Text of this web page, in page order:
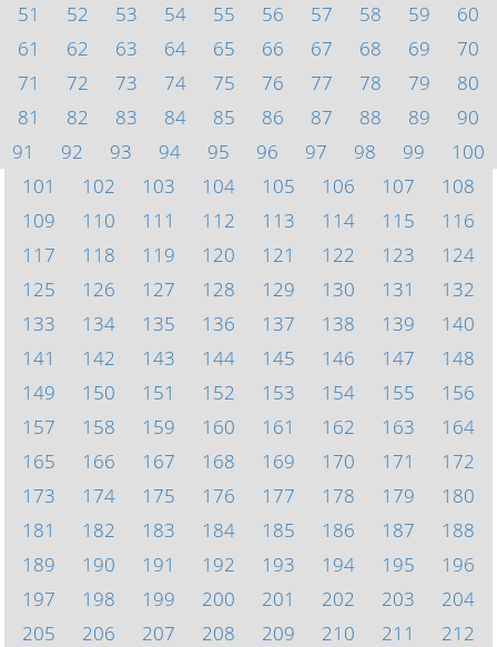
51
52 53 54 55 56 57 58 59
60
61
62 63 64 65 66 67 68 69
70
71
72 73 74 75 76 77 78 79
80
81
82 83 84 85 86 87 88 89
90
91
92 93 94 95 96 97 98 99
100
101
102 103 104 105 106 107
108
109
110 111 112 113 114 115
116
117
118 119 120 121 122 123
124
125
126 127 128 129 130 131
132
133
134 135 136 137 138 139
140
141
142 143 144 145 146 147
148
149
150 151 152 153 154 155
156
157
158 159 160 161 162 163
164
165
166 167 168 169 170 171
172
173
174 175 176 177 178 179
180
181
182 183 184 185 186 187
188
189
190 191 192 193 194 195
196
197
198 199 200 201 202 203
204
205
206 207 208 209 210 211
212